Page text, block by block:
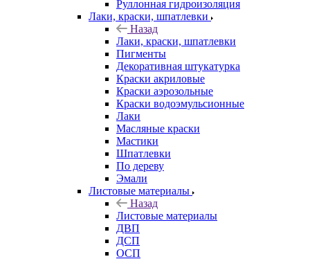
Руллонная гидроизоляция
Лаки, краски, шпатлевки
Назад
Лаки, краски, шпатлевки
Пигменты
Декоративная штукатурка
Краски акриловые
Краски аэрозольные
Краски водоэмульсионные
Лаки
Масляные краски
Мастики
Шпатлевки
По дереву
Эмали
Листовые материалы
Назад
Листовые материалы
ДВП
ДСП
ОСП